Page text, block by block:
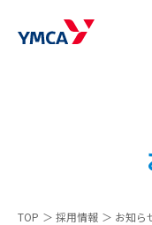
TOP ＞ 採用情報 ＞ お知ら